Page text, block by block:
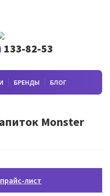
133-82-53
БРЕНДЫ БЛОГ
Monster
лист